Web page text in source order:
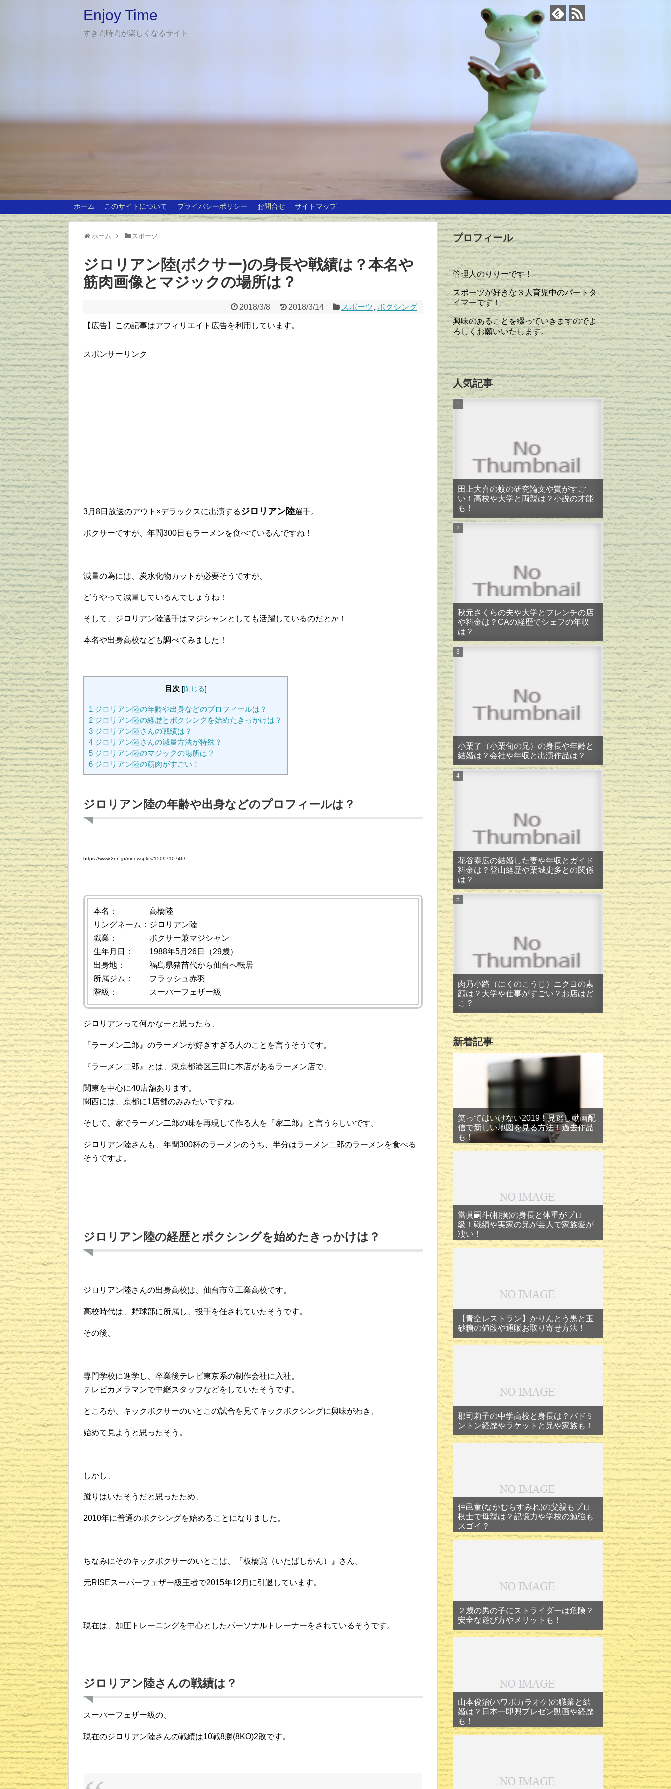
Enjoy Time
すき間時間が楽しくなるサイト
ホーム このサイトについて プライバシーポリシー お問合せ サイトマップ
ホーム スポーツ
ジロリアン陸(ボクサー)の身長や戦績は？本名や
筋肉画像とマジックの場所は？
2018/3/8 2018/3/14 スポーツ, ボクシング
【広告】この記事はアフィリエイト広告を利用しています。
スポンサーリンク
3月8日放送のアウト×デラックスに出演する ジロリアン陸選手。
ボクサーですが、年間300日もラーメンを食べているんですね！
減量の為には、炭水化物カットが必要そうですが、
どうやって減量しているんでしょうね！
そして、ジロリアン陸選手はマジシャンとしても活躍しているのだとか！
本名や出身高校なども調べてみました！
目次 [閉じる]
1 ジロリアン陸の年齢や出身などのプロフィールは？
2 ジロリアン陸の経歴とボクシングを始めたきっかけは？
3 ジロリアン陸さんの戦績は？
4 ジロリアン陸さんの減量方法が特殊？
5 ジロリアン陸のマジックの場所は？
6 ジロリアン陸の筋肉がすごい！
ジロリアン陸の年齢や出身などのプロフィールは？
https://www.2nn.jp/mnewsplus/1509710746/
本名： 高橋陸
リングネーム：ジロリアン陸
職業： ボクサー兼マジシャン
生年月日： 1988年5月26日（29歳）
出身地： 福島県猪苗代から仙台へ転居
所属ジム： フラッシュ赤羽
階級： スーパーフェザー級
ジロリアンって何かなーと思ったら、
『ラーメン二郎』のラーメンが好きすぎる人のことを言うそうです。
『ラーメン二郎』とは、東京都港区三田に本店があるラーメン店で、
関東を中心に40店舗あります。
関西には、京都に1店舗のみみたいですね。
そして、家でラーメン二郎の味を再現して作る人を『家二郎』と言うらしいです。
ジロリアン陸さんも、年間300杯のラーメンのうち、半分はラーメン二郎のラーメンを食べる
そうですよ。
ジロリアン陸の経歴とボクシングを始めたきっかけは？
ジロリアン陸さんの出身高校は、仙台市立工業高校です。
高校時代は、野球部に所属し、投手を任されていたそうです。
その後、
専門学校に進学し、卒業後テレビ東京系の制作会社に入社。
テレビカメラマンで中継スタッフなどをしていたそうです。
ところが、キックボクサーのいとこの試合を見てキックボクシングに興味がわき、
始めて見ようと思ったそう。
しかし、
蹴りはいたそうだと思ったため、
2010年に普通のボクシングを始めることになりました。
ちなみにそのキックボクサーのいとこは、『板橋寛（いたばしかん）』さん。
元RISEスーパーフェザー級王者で2015年12月に引退しています。
現在は、加圧トレーニングを中心としたパーソナルトレーナーをされているそうです。
ジロリアン陸さんの戦績は？
スーパーフェザー級の、
現在のジロリアン陸さんの戦績は10戦8勝(8KO)2敗です。
プロフィール
管理人のりりーです！
スポーツが好きな３人育児中のパートタ
イマーです！
興味のあることを綴っていきますのでよ
ろしくお願いいたします。
人気記事
田上大喜の蚊の研究論文や賞がすご
い！高校や大学と両親は？小説の才能
も！
秋元さくらの夫や大学とフレンチの店
や料金は？CAの経歴でシェフの年収
は？
小栗了（小栗旬の兄）の身長や年齢と
結婚は？会社や年収と出演作品は？
花谷泰広の結婚した妻や年収とガイド
料金は？登山経歴や栗城史多との関係
は？
肉乃小路（にくのこうじ）ニクヨの素
顔は？大学や仕事がすごい？お店はど
こ？
新着記事
笑ってはいけない2019！見逃し動画配
信で新しい地図を見る方法！過去作品
も！
當眞嗣斗(相撲)の身長と体重がプロ
級！戦績や実家の兄が芸人で家族愛が
凄い！
【青空レストラン】かりんとう黒と玉
砂糖の値段や通販お取り寄せ方法！
郡司莉子の中学高校と身長は？バドミ
ントン経歴やラケットと兄や家族も！
仲邑菫(なかむらすみれ)の父親もプロ
棋士で母親は？記憶力や学校の勉強も
スゴイ？
２歳の男の子にストライダーは危険？
安全な遊び方やメリットも！
山本俊治(パワポカラオケ)の職業と結
婚は？日本一即興プレゼン動画や経歴
も！